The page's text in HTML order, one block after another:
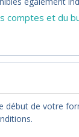
comptes et du
début de votre